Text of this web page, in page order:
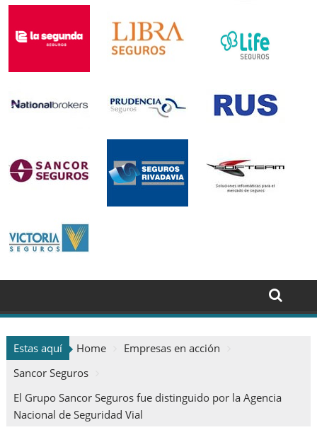
Estas aquí Home
Empresas en acción
Sancor Seguros
El Grupo Sancor Seguros fue distinguido por la Agencia
Nacional de Seguridad Vial